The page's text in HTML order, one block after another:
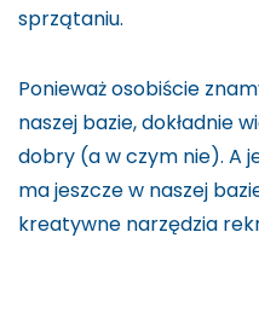
sprzątaniu.
Ponieważ osobiście
naszej bazie, dokładnie
dobry (a w czym nie). A
ma jeszcze w naszej
kreatywne narzędzia